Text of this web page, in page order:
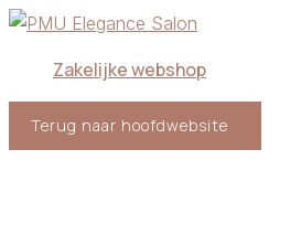
Ga
inhoud
Zakelijke webshop
Terug naar hoofdwebsite